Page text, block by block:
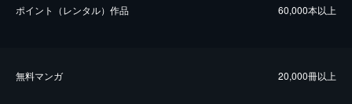
ポイント（レンタル）作品 60,000本以上
無料マンガ 20,000冊以上